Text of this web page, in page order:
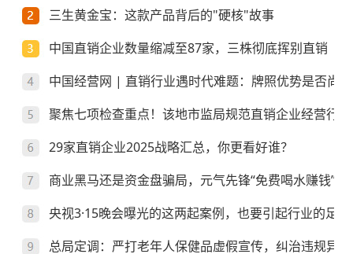
三生黄金宝：这款产品背后的"硬核"故事
中国直销企业数量缩减至87家，三株彻底挥别直销
中国经营网 | 直销行业遇时代难题：牌照优势是否尚存
聚焦七项检查重点！该地市监局规范直销企业经营行为
29家直销企业2025战略汇总，你更看好谁？
商业黑马还是资金盘骗局，元气先锋“免费喝水赚钱”靠
央视3·15晚会曝光的这两起案例，也要引起行业的足
总局定调：严打老年人保健品虚假宣传，纠治违规异